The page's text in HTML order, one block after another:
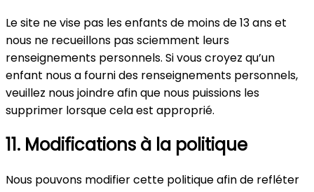
Le site ne vise pas les enfants de moins de 13 ans et
nous ne recueillons pas sciemment leurs
renseignements personnels. Si vous croyez qu’un
enfant nous a fourni des renseignements personnels,
veuillez nous joindre afin que nous puissions les
supprimer lorsque cela est approprié.
11. Modifications à la politique
Nous pouvons modifier cette politique afin de refléter